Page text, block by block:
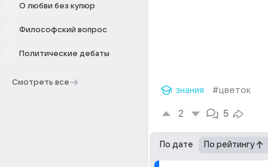
О любви без купюр
Философский вопрос
Политические дебаты
Смотреть все
знания #цветок
2 5
По дате По рейтингу